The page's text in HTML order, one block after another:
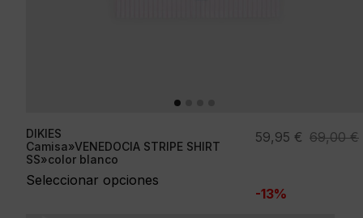
DIKIES
Camisa»VENEDOCIA STRIPE SHIRT
SS»color blanco
Seleccionar opciones
69,00€
El
era:
59,95 €
El
es:
-13%